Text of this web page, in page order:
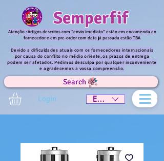
Semperfif
Atenção : Artigos descritos com "envio imediato" estão em encomenda ao
fornecedor e em pre-order com data já passada estão TBA
Devido a dificuldades atuais com os fornecedores internacionais
por causa do conflito no médio oriente, os prazos de entrega
podem ser afetados. Pedimos desculpa por qualquer inconveniente
e agradecemos a vossa compreensão.
Search
Login
EUR (€)